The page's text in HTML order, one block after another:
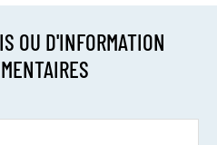
OU D'INFORMATION